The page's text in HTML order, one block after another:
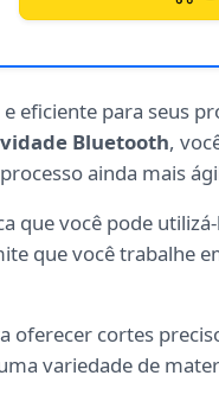
eficiente para seus
Bluetooth,
ainda mais
que você pode
que você trabalhe
oferecer cortes
variedade de